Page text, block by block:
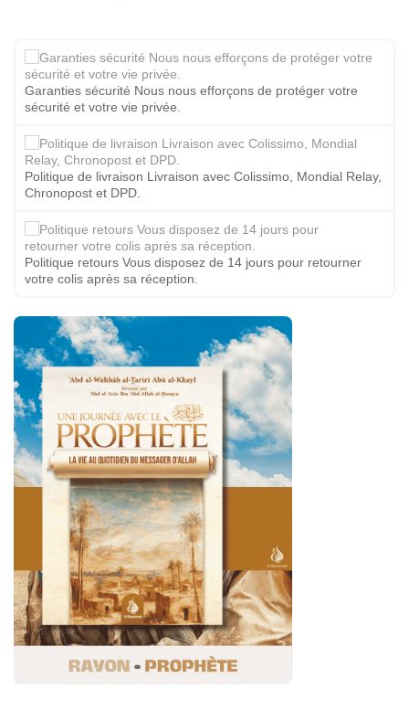
Garanties sécurité Nous nous efforçons de protéger votre
sécurité et votre vie privée.
Politique de livraison Livraison avec Colissimo, Mondial Relay,
Chronopost et DPD.
Politique retours Vous disposez de 14 jours pour retourner
votre colis après sa réception.